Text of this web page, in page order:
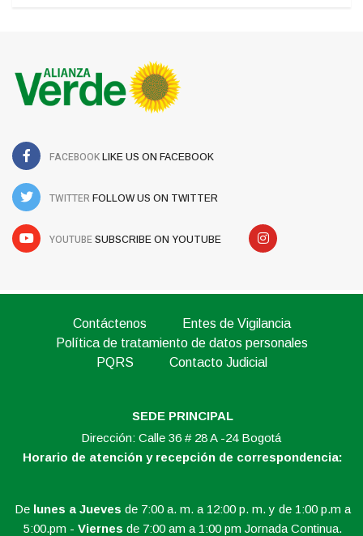
FACEBOOK LIKE US ON FACEBOOK
TWITTER FOLLOW US ON TWITTER
YOUTUBE SUBSCRIBE ON YOUTUBE
Contáctenos
Entes de Vigilancia
Política de tratamiento de datos personales
PQRS
Contacto Judicial
SEDE PRINCIPAL
Dirección: Calle 36 # 28 A -24 Bogotá
Horario de atención y recepción de correspondencia:
De lunes a Jueves de 7:00 a. m. a 12:00 p. m. y de 1:00 p.m a
5:00.pm - Viernes de 7:00 am a 1:00 pm Jornada Continua.